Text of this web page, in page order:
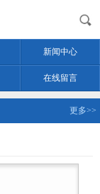
新闻中心
在线留言
更多>>